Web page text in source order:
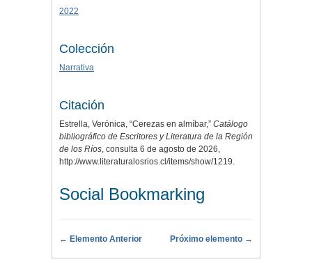
2022
Colección
Narrativa
Citación
Estrella, Verónica, “Cerezas en almíbar,” Catálogo
bibliográfico de Escritores y Literatura de la Región
de los Ríos, consulta 6 de agosto de 2026,
http://www.literaturalosrios.cl/items/show/1219.
Social Bookmarking
← Elemento Anterior Próximo elemento →